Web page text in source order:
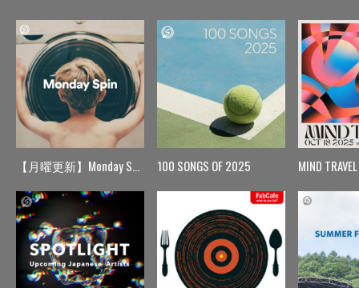
【月曜更新】Monday Spin 100 SONGS OF 2025 MIND TRAVEL